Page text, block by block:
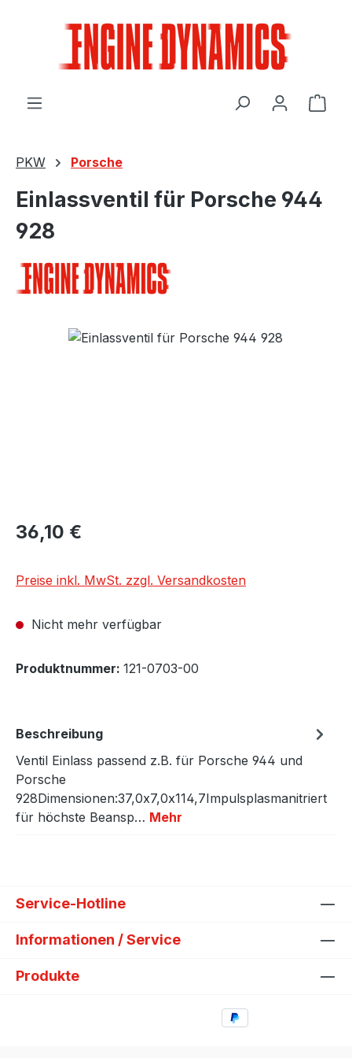
PKW Porsche
Einlassventil für Porsche 944
928
Bildergalerie überspringen
Regulärer Preis:
36,10 €
Preise inkl. MwSt. zzgl. Versandkosten
Nicht mehr verfügbar
Produktnummer: 121-0703-00
Beschreibung
Ventil Einlass passend z.B. für Porsche 944 und
Porsche
928Dimensionen:37,0x7,0x114,7Impulsplasmanitriert
für höchste Beansp… Mehr
Service-Hotline
Informationen / Service
Produkte